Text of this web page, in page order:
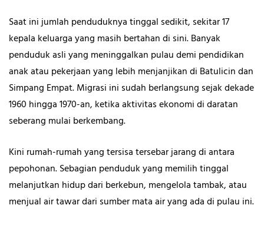
Saat ini jumlah penduduknya tinggal sedikit, sekitar 17
kepala keluarga yang masih bertahan di sini. Banyak
penduduk asli yang meninggalkan pulau demi pendidikan
anak atau pekerjaan yang lebih menjanjikan di Batulicin dan
Simpang Empat. Migrasi ini sudah berlangsung sejak dekade
1960 hingga 1970-an, ketika aktivitas ekonomi di daratan
seberang mulai berkembang.
Kini rumah-rumah yang tersisa tersebar jarang di antara
pepohonan. Sebagian penduduk yang memilih tinggal
melanjutkan hidup dari berkebun, mengelola tambak, atau
menjual air tawar dari sumber mata air yang ada di pulau ini.